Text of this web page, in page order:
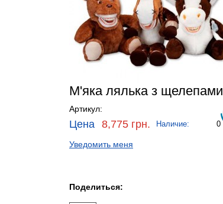
М'яка лялька з
Артикул:
Цена 8,775 грн. Наличие: 0
Уведомить меня
Поделиться: